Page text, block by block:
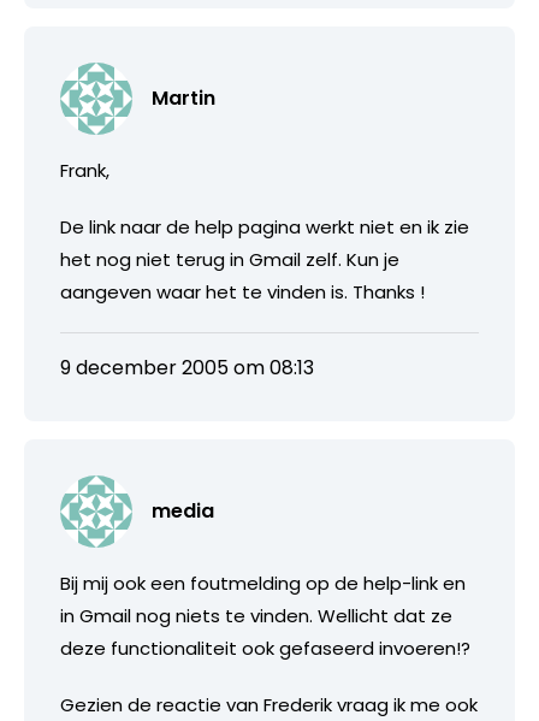
Martin
Frank,
De link naar de help pagina werkt niet en ik zie
het nog niet terug in Gmail zelf. Kun je
aangeven waar het te vinden is. Thanks !
9 december 2005 om 08:13
media
Bij mij ook een foutmelding op de help-link en
in Gmail nog niets te vinden. Wellicht dat ze
deze functionaliteit ook gefaseerd invoeren!?
Gezien de reactie van Frederik vraag ik me ook